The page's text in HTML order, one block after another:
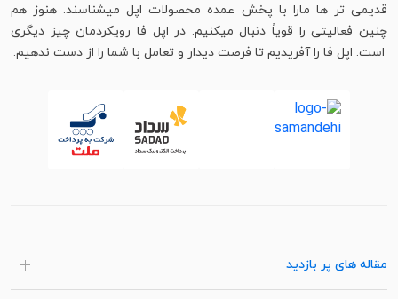
قدیمی تر ها مارا با پخش عمده محصولات اپل میشناسند. هنوز هم
چنین فعالیتی را قویاً دنبال میکنیم. در اپل فا رویکردمان چیز دیگری
است. اپل فا را آفریدیم تا فرصت دیدار و تعامل با شما را از دست ندهیم.
مقاله های پر بازدید